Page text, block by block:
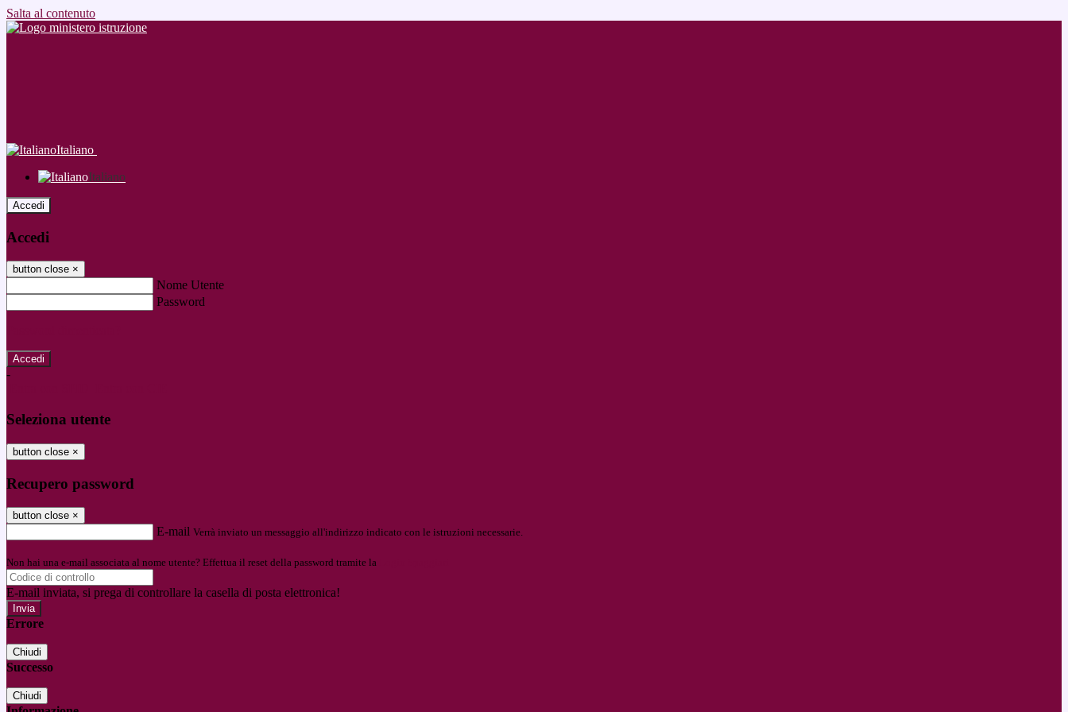
Salta al contenuto
Italiano
Italiano
Accedi
Accedi
button close ×
Nome Utente
Password
-
Seleziona utente
button close ×
Recupero password
button close ×
E-mail Verrà inviato un messaggio all'indirizzo indicato con le istruzioni necessarie.
Non hai una e-mail associata al nome utente? Effettua il reset della password tramite la
E-mail inviata, si prega di controllare la casella di posta elettronica!
Errore
Chiudi
Successo
Chiudi